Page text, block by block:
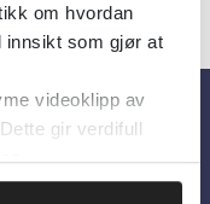
om hvordan
innsikt som gjør at
videoklipp av
gir verdifull